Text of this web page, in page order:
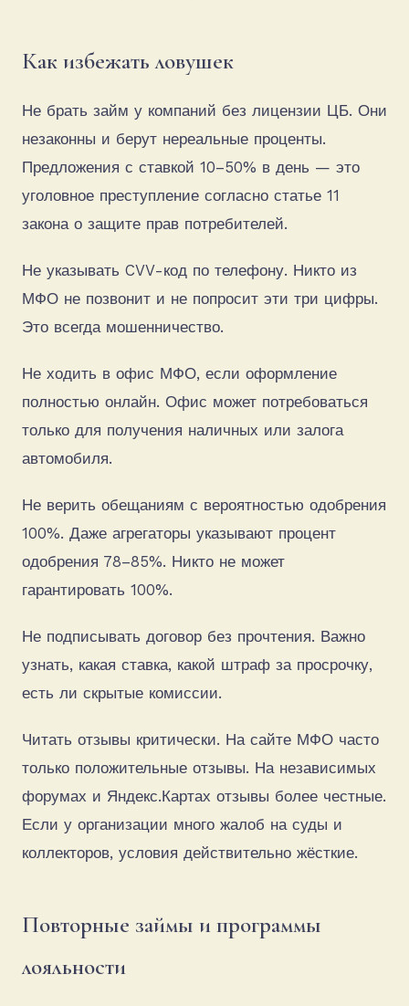
Как избежать ловушек
Не брать займ у компаний без лицензии ЦБ. Они
незаконны и берут нереальные проценты.
Предложения с ставкой 10–50% в день — это
уголовное преступление согласно статье 11
закона о защите прав потребителей.
Не указывать CVV-код по телефону. Никто из
МФО не позвонит и не попросит эти три цифры.
Это всегда мошенничество.
Не ходить в офис МФО, если оформление
полностью онлайн. Офис может потребоваться
только для получения наличных или залога
автомобиля.
Не верить обещаниям с вероятностью одобрения
100%. Даже агрегаторы указывают процент
одобрения 78–85%. Никто не может
гарантировать 100%.
Не подписывать договор без прочтения. Важно
узнать, какая ставка, какой штраф за просрочку,
есть ли скрытые комиссии.
Читать отзывы критически. На сайте МФО часто
только положительные отзывы. На независимых
форумах и Яндекс.Картах отзывы более честные.
Если у организации много жалоб на суды и
коллекторов, условия действительно жёсткие.
Повторные займы и программы
лояльности